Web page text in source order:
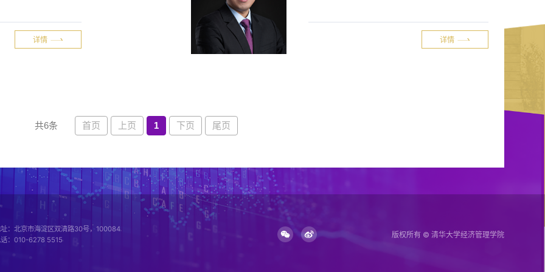
详情 详情
共6条 首页 上页 1 下页 尾页
：北京市海淀区双清路30号，100084
：010-6278 5515
版权所有 © 清华大学经济管理学院